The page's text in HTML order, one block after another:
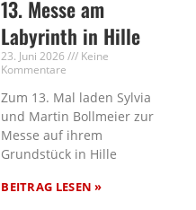
13. Messe am
Labyrinth in Hille
23. Juni 2026
Keine
Kommentare
Zum 13. Mal laden Sylvia
und Martin Bollmeier zur
Messe auf ihrem
Grundstück in Hille
BEITRAG LESEN »